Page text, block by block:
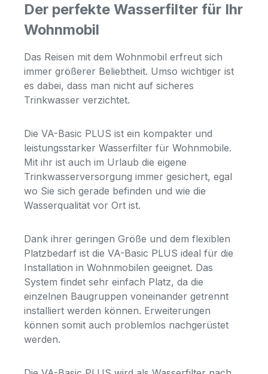
Der perfekte Wasserfilter für Ihr
Wohnmobil
Das Reisen mit dem Wohnmobil erfreut sich
immer größerer Beliebtheit. Umso wichtiger ist
es dabei, dass man nicht auf sicheres
Trinkwasser verzichtet.
Die VA-Basic PLUS ist ein kompakter und
leistungsstarker Wasserfilter für Wohnmobile.
Mit ihr ist auch im Urlaub die eigene
Trinkwasserversorgung immer gesichert, egal
wo Sie sich gerade befinden und wie die
Wasserqualität vor Ort ist.
Dank ihrer geringen Größe und dem flexiblen
Platzbedarf ist die VA-Basic PLUS ideal für die
Installation in Wohnmobilen geeignet. Das
System findet sehr einfach Platz, da die
einzelnen Baugruppen voneinander getrennt
installiert werden können. Erweiterungen
können somit auch problemlos nachgerüstet
werden.